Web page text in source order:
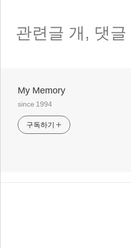
관련글 개, 댓글
My Memory
since 1994
구독하기